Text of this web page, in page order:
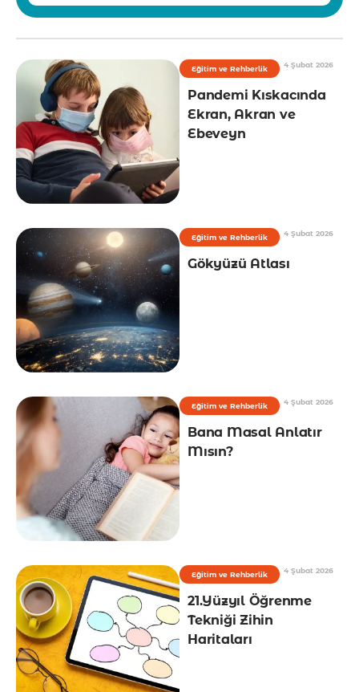
Eğitim ve Rehberlik 4 Şubat 2026
Pandemi Kıskacında
Ekran, Akran ve
Ebeveyn
Eğitim ve Rehberlik 4 Şubat 2026
Gökyüzü Atlası
Eğitim ve Rehberlik 4 Şubat 2026
Bana Masal Anlatır
Mısın?
Eğitim ve Rehberlik 4 Şubat 2026
21.Yüzyıl Öğrenme
Tekniği Zihin
Haritaları